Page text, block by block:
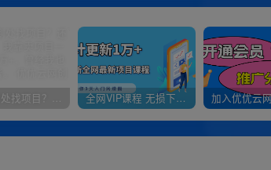
你还在到处找项目？还在当韭菜？我靠卖项目一个月收入5万+，曾经我也是个失败者。 全网VIP课程 无损下载~